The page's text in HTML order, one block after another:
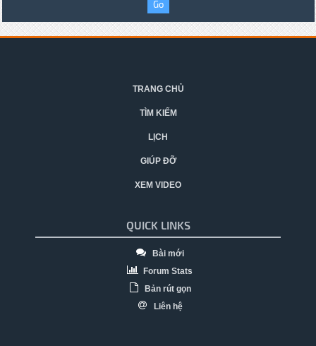
TRANG CHỦ
TÌM KIẾM
LỊCH
GIÚP ĐỠ
XEM VIDEO
QUICK LINKS
Bài mới
Forum Stats
Bản rút gọn
Liên hệ